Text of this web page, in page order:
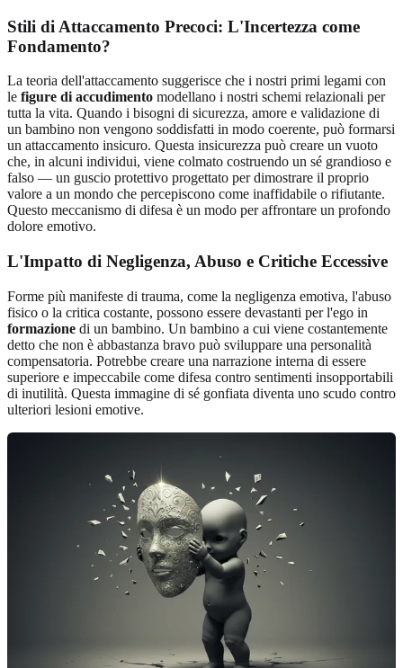
Stili di Attaccamento Precoci: L'Incertezza come
Fondamento?
La teoria dell'attaccamento suggerisce che i nostri primi legami con
le figure di accudimento modellano i nostri schemi relazionali per
tutta la vita. Quando i bisogni di sicurezza, amore e validazione di
un bambino non vengono soddisfatti in modo coerente, può formarsi
un attaccamento insicuro. Questa insicurezza può creare un vuoto
che, in alcuni individui, viene colmato costruendo un sé grandioso e
falso — un guscio protettivo progettato per dimostrare il proprio
valore a un mondo che percepiscono come inaffidabile o rifiutante.
Questo meccanismo di difesa è un modo per affrontare un profondo
dolore emotivo.
L'Impatto di Negligenza, Abuso e Critiche Eccessive
Forme più manifeste di trauma, come la negligenza emotiva, l'abuso
fisico o la critica costante, possono essere devastanti per l'ego in
formazione di un bambino. Un bambino a cui viene costantemente
detto che non è abbastanza bravo può sviluppare una personalità
compensatoria. Potrebbe creare una narrazione interna di essere
superiore e impeccabile come difesa contro sentimenti insopportabili
di inutilità. Questa immagine di sé gonfiata diventa uno scudo contro
ulteriori lesioni emotive.